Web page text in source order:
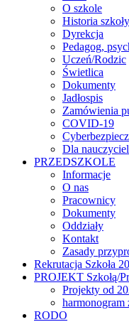
O szkole
Historia szkoły
Dyrekcja
Pedagog,
Uczeń/Rodzic
Świetlica
Dokumenty
Jadłospis
Zamówienia
COVID-19
Dla
PRZEDSZKOLE
Informacje
O nas
Pracownicy
Dokumenty
Oddziały
Kontakt
Zasady
Rekrutacja Szkoła
PROJEKT Szkołą/
Projekty od
harmonogram
RODO